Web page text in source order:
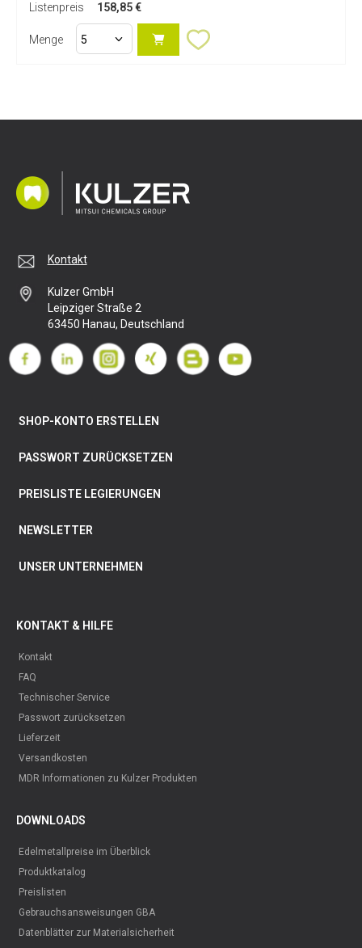
Listenpreis
158,85 €
Menge
Kontakt
Kulzer GmbH
Leipziger Straße 2
63450 Hanau, Deutschland
SHOP-KONTO ERSTELLEN
PASSWORT ZURÜCKSETZEN
PREISLISTE LEGIERUNGEN
NEWSLETTER
UNSER UNTERNEHMEN
KONTAKT & HILFE
Kontakt
FAQ
Technischer Service
Passwort zurücksetzen
Lieferzeit
Versandkosten
MDR Informationen zu Kulzer Produkten
DOWNLOADS
Edelmetallpreise im Überblick
Produktkatalog
Preislisten
Gebrauchsansweisungen GBA
Datenblätter zur Materialsicherheit